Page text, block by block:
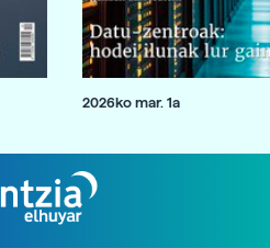
2026ko mar. 1a